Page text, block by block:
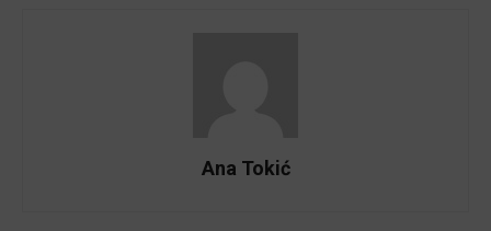
Ana Tokić